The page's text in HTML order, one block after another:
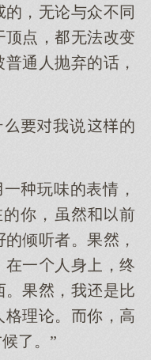
，无论与众不同
点，无法改变
通人抛弃的话，
我说的
玩味的表情，
的你，虽前
倾听者。果，
在一人身，终
。果，我是比
理论。你，高
了。”